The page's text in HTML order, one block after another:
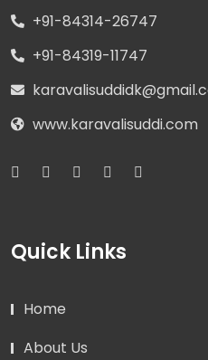
+91-84314-26747
+91-84319-11747
www.karavalisuddi.com
Quick Links
Home
About Us